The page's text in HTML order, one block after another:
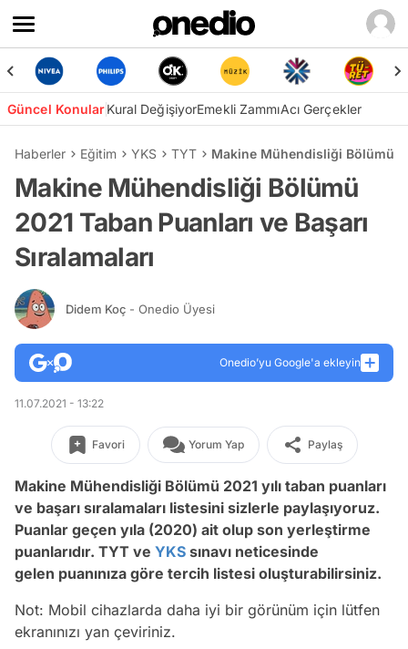
Güncel KonularKural DeğişiyorEmekli ZammıAcı Gerçekler
Haberler Eğitim YKS TYT Makine Mühendisliği Bölümü
Makine Mühendisliği Bölümü
2021 Taban Puanları ve Başarı
Sıralamaları
Didem Koç - Onedio Üyesi
Onedio’yu Google'a ekleyin
11.07.2021 - 13:22
Favori Yorum Yap Paylaş
Makine Mühendisliği Bölümü 2021 yılı taban puanları
ve başarı sıralamaları listesini sizlerle paylaşıyoruz.
Puanlar geçen yıla (2020) ait olup son yerleştirme
puanlarıdır. TYT ve YKS sınavı neticesinde
gelen puanınıza göre tercih listesi oluşturabilirsiniz.
Not: Mobil cihazlarda daha iyi bir görünüm için lütfen
ekranınızı yan çeviriniz.